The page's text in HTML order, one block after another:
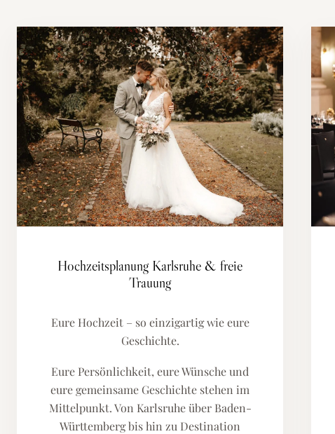
Hochzeitsplanung Karlsruhe & freie
Trauung
Eure Hochzeit – so einzigartig wie eure
Geschichte.
Eure Persönlichkeit, eure Wünsche und
eure gemeinsame Geschichte stehen im
Mittelpunkt. Von Karlsruhe über Baden-
Württemberg bis hin zu Destination